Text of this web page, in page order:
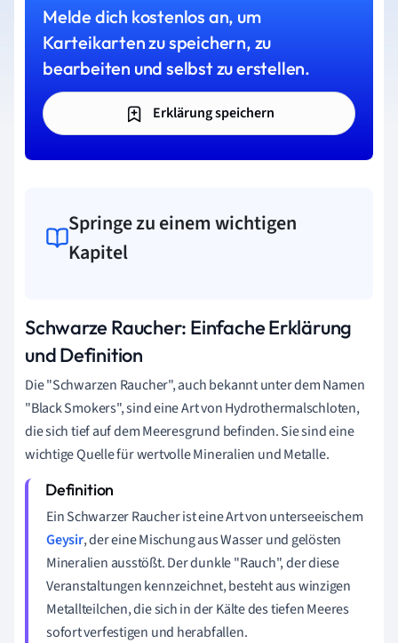
Melde dich kostenlos an, um
Karteikarten zu speichern, zu
bearbeiten und selbst zu erstellen.
Erklärung speichern
Springe zu einem wichtigen
Kapitel
Schwarze Raucher: Einfache Erklärung
und Definition
Die "Schwarzen Raucher", auch bekannt unter dem Namen
"Black Smokers", sind eine Art von Hydrothermalschloten,
die sich tief auf dem Meeresgrund befinden. Sie sind eine
wichtige Quelle für wertvolle Mineralien und Metalle.
Ein Schwarzer Raucher ist eine Art von unterseeischem
Geysir, der eine Mischung aus Wasser und gelösten
Mineralien ausstößt. Der dunkle "Rauch", der diese
Veranstaltungen kennzeichnet, besteht aus winzigen
Metallteilchen, die sich in der Kälte des tiefen Meeres
sofort verfestigen und herabfallen.